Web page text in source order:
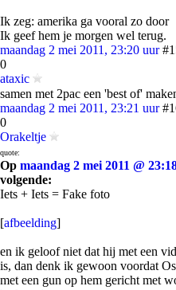
Ik zeg: amerika ga vooral zo door
Ik geef hem je morgen wel terug.
maandag 2 mei 2011, 23:20 uur
0
ataxic
samen met 2pac een 'best of'
maandag 2 mei 2011, 23:21 uur
0
Orakeltje
quote:
Op maandag 2 mei 2011 @
volgende:
Iets + Iets = Fake foto
[afbeelding]
en ik geloof niet dat hij met een
is, dan denk ik gewoon voordat
met een gun op hem gericht met